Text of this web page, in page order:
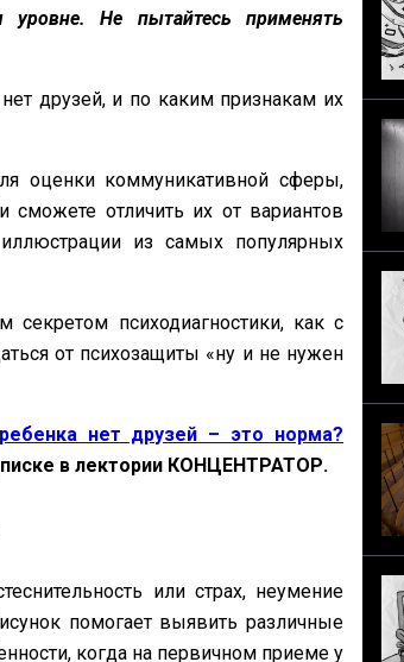
уровне. Не пытайтесь применять
друзей, и по каким признакам их
оценки коммуникативной сферы,
отличить их от вариантов
иллюстрации из самых популярных
психодиагностики, как с
от психозащиты «ну и не нужен
нет друзей – это норма?
в лектории КОНЦЕНТРАТОР.
или страх, неумение
помогает выявить различные
когда на первичном приеме у